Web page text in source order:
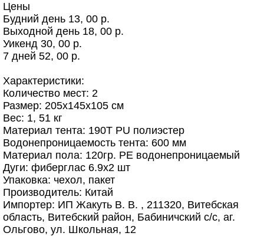
Цены
Будний день 13, 00 р.
Выходной день 18, 00 р.
Уикенд 30, 00 р.
7 дней 52, 00 р.
Характеристики:
Количество мест: 2
Размер: 205х145х105 см
Вес: 1, 51 кг
Материал тента: 190T PU полиэстер
Водонепроницаемость тента: 600 мм
Материал пола: 120гр. PE водонепроницаемый
Дуги: фиберглас 6.9x2 шт
Упаковка: чехол, пакет
Производитель: Китай
Импортер: ИП Жакуть В. В. , 211320, Витебская
область, Витебский район, Бабиничский с/с, аг.
Ольгово, ул. Школьная, 12